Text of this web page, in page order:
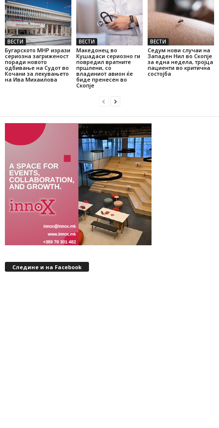
ВЕСТИ
Бугарското МНР изрази
сериозна загриженост
поради новото
одбивање на Судот во
Кочани за лекувањето
на Ива Михаилова
ВЕСТИ
Македонец во
Кушадаси сериозно ги
повредил вратните
пршлени, со
владиниот авион ќе
биде пренесен во
Скопје
ВЕСТИ
Седум нови случаи на
Западен Нил во Скопје
за една недела, тројца
пациенти во критична
состојба
Следине и на Facebook